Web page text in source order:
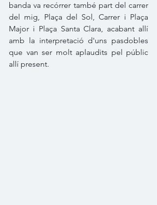
banda va recórrer també part del carrer
del mig, Plaça del Sol, Carrer i Plaça
Major i Plaça Santa Clara, acabant allí
amb la interpretació d'uns pasdobles
que van ser molt aplaudits pel públic
allí present.